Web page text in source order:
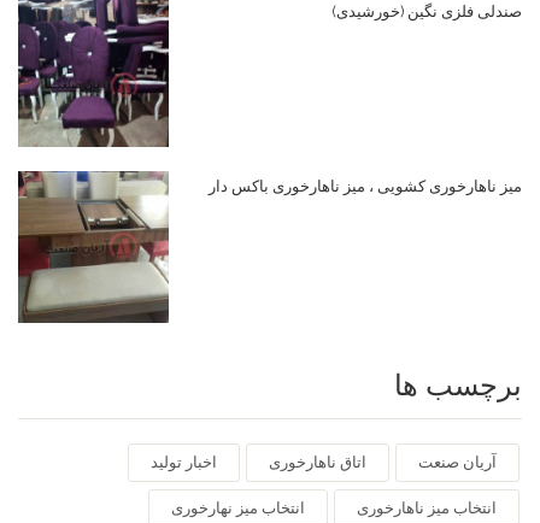
صندلی فلزی نگین (خورشیدی)
میز ناهارخوری کشویی ، میز ناهارخوری باکس دار
برچسب ها
آریان صنعت اتاق ناهارخوری اخبار تولید
انتخاب میز ناهارخوری انتخاب میز نهارخوری